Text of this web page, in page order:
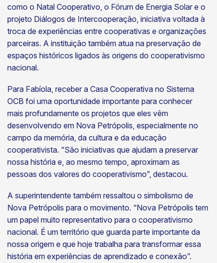
como o Natal Cooperativo, o Fórum de Energia Solar e o
projeto Diálogos de Intercooperação, iniciativa voltada à
troca de experiências entre cooperativas e organizações
parceiras. A instituição também atua na preservação de
espaços históricos ligados às origens do cooperativismo
nacional.
Para Fabíola, receber a Casa Cooperativa no Sistema
OCB foi uma oportunidade importante para conhecer
mais profundamente os projetos que eles vêm
desenvolvendo em Nova Petrópolis, especialmente no
campo da memória, da cultura e da educação
cooperativista. “São iniciativas que ajudam a preservar
nossa história e, ao mesmo tempo, aproximam as
pessoas dos valores do cooperativismo”, destacou.
A superintendente também ressaltou o simbolismo de
Nova Petrópolis para o movimento. “Nova Petrópolis tem
um papel muito representativo para o cooperativismo
nacional. É um território que guarda parte importante da
nossa origem e que hoje trabalha para transformar essa
história em experiências de aprendizado e conexão”.